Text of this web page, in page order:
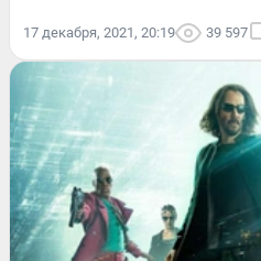
17 декабря, 2021, 20:19 39 597